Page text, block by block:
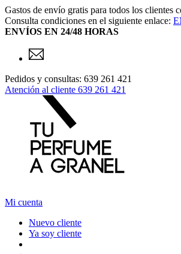
Gastos de envío gratis para todos los clientes
Consulta condiciones en el siguiente enlace:
ENVÍOS EN 24/48 HORAS
Pedidos y consultas: 639 261 421
Atención al cliente 639 261 421
Mi cuenta
Nuevo cliente
Ya soy cliente